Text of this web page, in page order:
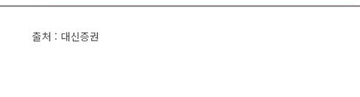
출처 : 대신증권